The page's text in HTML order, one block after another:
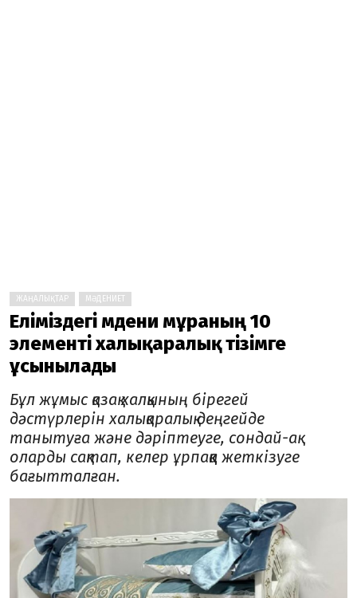
ЖАҢАЛЫҚТАР МӘДЕНИЕТ
Еліміздегі мәдени мұраның 10
элементі халықаралық тізімге
ұсынылады
Бұл жұмыс қазақ халқының бірегей
дәстүрлерін халықаралық деңгейде
танытуға және дәріптеуге, сондай-ақ
оларды сақтап, келер ұрпаққа жеткізуге
бағытталған.